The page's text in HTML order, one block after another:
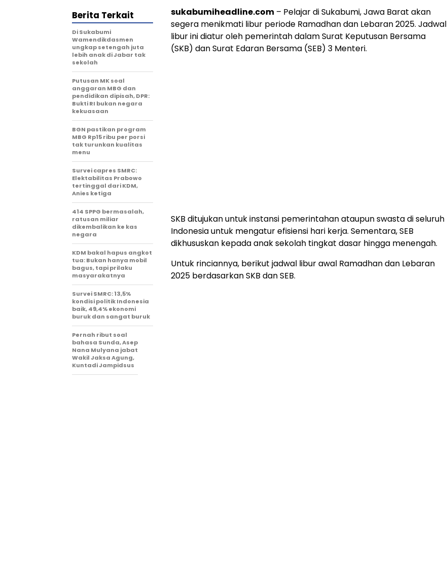
sukabumiheadline.com – Pelajar di Sukabumi, Jawa Barat akan
segera menikmati libur periode Ramadhan dan Lebaran 2025. Jadwal
libur ini diatur oleh pemerintah dalam Surat Keputusan Bersama
(SKB) dan Surat Edaran Bersama (SEB) 3 Menteri.
SKB ditujukan untuk instansi pemerintahan ataupun swasta di seluruh
Indonesia untuk mengatur efisiensi hari kerja. Sementara, SEB
dikhususkan kepada anak sekolah tingkat dasar hingga menengah.
Untuk rinciannya, berikut jadwal libur awal Ramadhan dan Lebaran
2025 berdasarkan SKB dan SEB.
Berita Terkait
Di Sukabumi
Wamendikdasmen
ungkap setengah juta
lebih anak di Jabar tak
sekolah
Putusan MK soal
anggaran MBG dan
pendidikan dipisah, DPR:
Bukti RI bukan negara
kekuasaan
BGN pastikan program
MBG Rp15 ribu per porsi
tak turunkan kualitas
menu
Survei capres SMRC:
Elektabilitas Prabowo
tertinggal dari KDM,
Anies ketiga
414 SPPG bermasalah,
ratusan miliar
dikembalikan ke kas
negara
KDM bakal hapus angkot
tua: Bukan hanya mobil
bagus, tapi prilaku
masyarakatnya
Survei SMRC: 13,5%
kondisi politik Indonesia
baik, 49,4% ekonomi
buruk dan sangat buruk
Pernah ribut soal
bahasa Sunda, Asep
Nana Mulyana jabat
Wakil Jaksa Agung,
Kuntadi Jampidsus